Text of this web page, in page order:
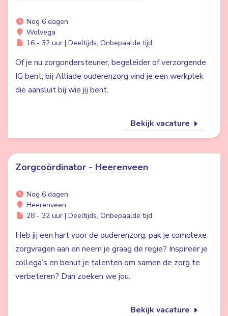
Nog 6 dagen
Wolvega
16 - 32 uur | Deeltijds, Onbepaalde tijd
Of je nu zorgondersteuner, begeleider of verzorgende
IG bent, bij Alliade ouderenzorg vind je een werkplek
die aansluit bij wie jij bent.
Bekijk vacature
Zorgcoördinator - Heerenveen
Nog 6 dagen
Heerenveen
28 - 32 uur | Deeltijds, Onbepaalde tijd
Heb jij een hart voor de ouderenzorg, pak je complexe
zorgvragen aan en neem je graag de regie? Inspireer je
collega’s en benut je talenten om samen de zorg te
verbeteren? Dan zoeken we jou.
Bekijk vacature